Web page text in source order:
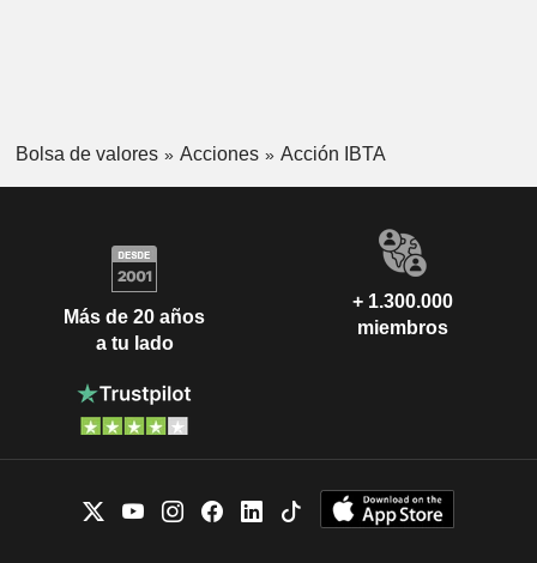
Bolsa de valores Acciones Acción IBTA
Más de 20 años
a tu lado
+ 1.300.000
miembros